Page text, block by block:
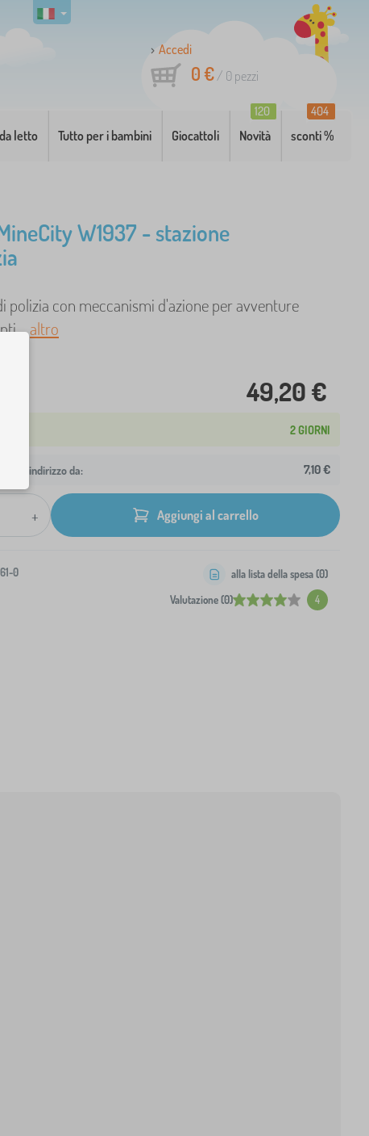
Accedi
0 €/ 0 pezzi
letto Tutto per i bambini Giocattoli Novità
120
sconti %
404
W1937 - stazione
polizia con meccanismi d'azione per avventure
..altro
49,20 €
2 GIORNI
al tuo indirizzo da: 7,10 €
+ Aggiungi al carrello
0
Valutazione (0) 4
alla lista della spesa (0)